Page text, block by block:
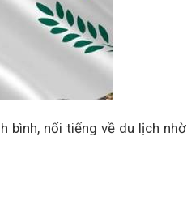
bình, nổi tiếng về du lịch